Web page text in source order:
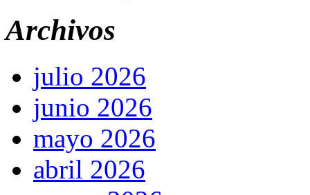
Archivos
julio 2026
junio 2026
mayo 2026
abril 2026